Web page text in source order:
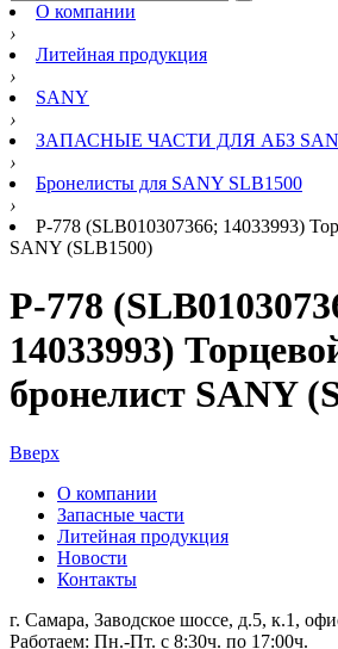
О компании
›
Литейная продукция
›
SANY
›
ЗАПАСНЫЕ ЧАСТИ ДЛЯ АБЗ
›
Бронелисты для SANY SLB1500
›
Р-778 (SLB010307366; 14033993)
SANY (SLB1500)
Р-778
14033993)
бронелист SANY
Вверх
О компании
Запасные части
Литейная продукция
Новости
Контакты
г. Самара, Заводское шоссе, д.5, к.1,
Работаем: Пн.-Пт. с 8:30ч. по 17:00ч.